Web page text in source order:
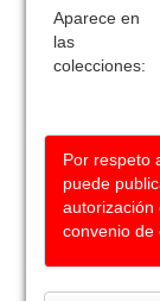
Aparece en
las
colecciones:
Por respeto
puede
autorización
convenio de